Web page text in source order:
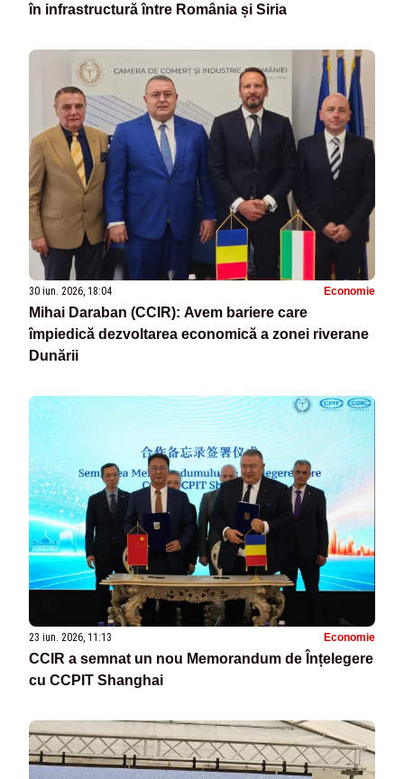
în infrastructură între România și Siria
30 iun. 2026, 18:04 Economie
Mihai Daraban (CCIR): Avem bariere care
împiedică dezvoltarea economică a zonei riverane
Dunării
23 iun. 2026, 11:13 Economie
CCIR a semnat un nou Memorandum de Înțelegere
cu CCPIT Shanghai